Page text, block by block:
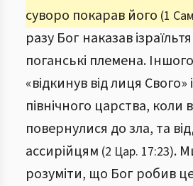
суворо покарав його (1
разу Бог наказав
поганські племена.
«відкинув від лиця Свого»
північного царства, коли
повернулися до зла, та
ассирійцям (2 Цар. 17:23).
розуміти, що Бог робив